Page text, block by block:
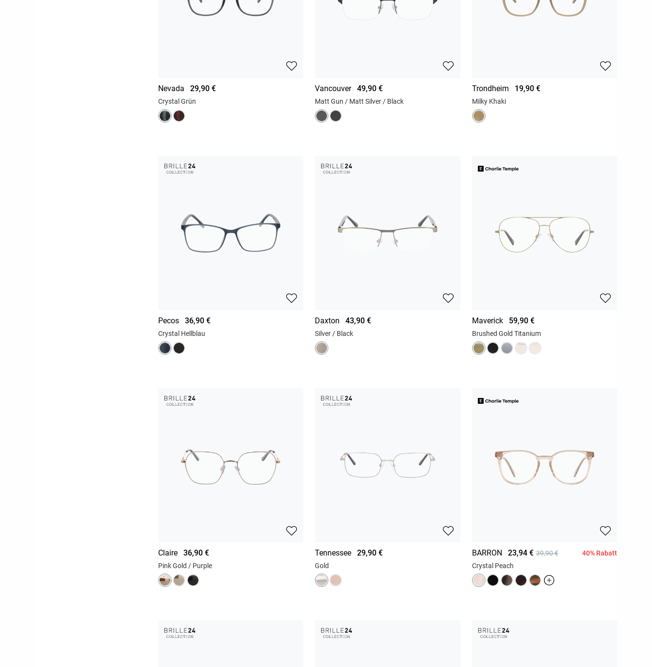
Nevada 29,90 €
Crystal Grün
Vancouver 49,90 €
Matt Gun / Matt Silver / Black
Trondheim 19,90 €
Milky Khaki
Pecos 36,90 €
Crystal Hellblau
Daxton 43,90 €
Silver / Black
Maverick 59,90 €
Brushed Gold Titanium
Claire 36,90 €
Pink Gold / Purple
Tennessee 29,90 €
Gold
BARRON 23,94 € 39,90 €
40% Rabatt
Crystal Peach